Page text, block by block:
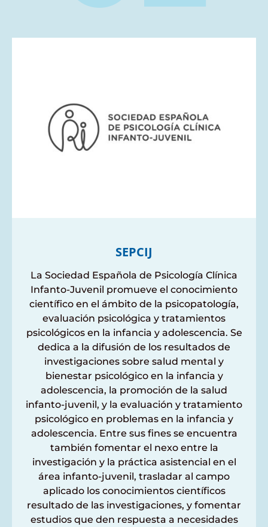
SEPCIJ
La Sociedad Española de Psicología Clínica
Infanto-Juvenil promueve el conocimiento
científico en el ámbito de la psicopatología,
evaluación psicológica y tratamientos
psicológicos en la infancia y adolescencia. Se
dedica a la difusión de los resultados de
investigaciones sobre salud mental y
bienestar psicológico en la infancia y
adolescencia, la promoción de la salud
infanto-juvenil, y la evaluación y tratamiento
psicológico en problemas en la infancia y
adolescencia. Entre sus fines se encuentra
también fomentar el nexo entre la
investigación y la práctica asistencial en el
área infanto-juvenil, trasladar al campo
aplicado los conocimientos científicos
resultado de las investigaciones, y fomentar
estudios que den respuesta a necesidades